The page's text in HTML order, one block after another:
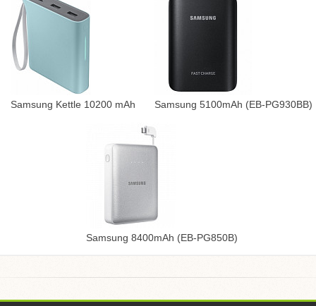
Samsung Kettle 10200 mAh Samsung 5100mAh (EB-PG930BB)
Samsung 8400mAh (EB-PG850B)